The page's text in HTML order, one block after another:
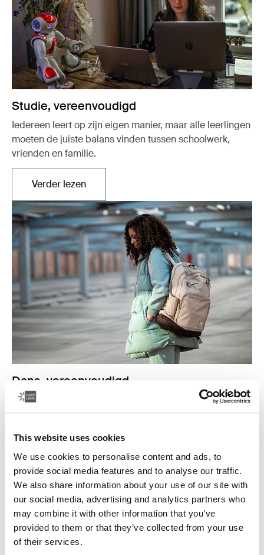
This website uses cookies
We use cookies to personalise content and ads, to
provide social media features and to analyse our traffic.
We also share information about your use of our site with
our social media, advertising and analytics partners who
may combine it with other information that you’ve
provided to them or that they’ve collected from your use
of their services.
Studie, vereenvoudigd
Iedereen leert op zijn eigen manier, maar alle leerlingen
moeten de juiste balans vinden tussen schoolwerk,
vrienden en familie.
Verder lezenOpent in een nieuw tabblad
Dans, vereenvoudigd
Dans is uw vak en u werkt lange uren om elke beweging
te perfectioneren.
Verder lezenOpent in een nieuw tabblad